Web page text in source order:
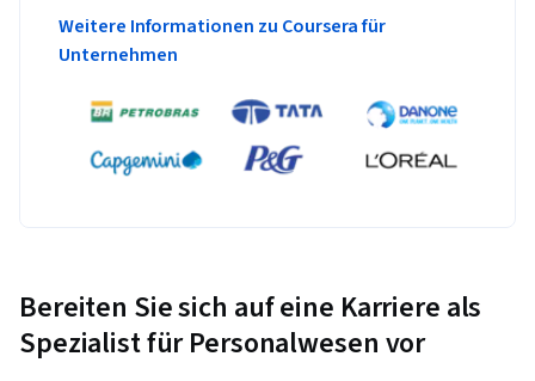
Weitere Informationen zu Coursera für
Unternehmen
Bereiten Sie sich auf eine Karriere als
Spezialist für Personalwesen vor